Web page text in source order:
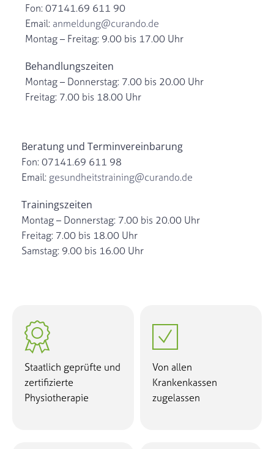
Fon: 07141.69 611 90
Email: anmeldung@curando.de
Montag – Freitag: 9.00 bis 17.00 Uhr
Behandlungszeiten
Montag – Donnerstag: 7.00 bis 20.00 Uhr
Freitag: 7.00 bis 18.00 Uhr
Beratung und Terminvereinbarung
Fon: 07141.69 611 98
Email: gesundheitstraining@curando.de
Trainingszeiten
Montag – Donnerstag: 7.00 bis 20.00 Uhr
Freitag: 7.00 bis 18.00 Uhr
Samstag: 9.00 bis 16.00 Uhr

Staatlich geprüfte und
zertifizierte
Physiotherapie

Von allen
Krankenkassen
zugelassen